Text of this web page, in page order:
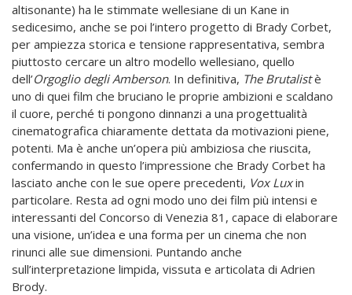
altisonante) ha le stimmate wellesiane di un Kane in
sedicesimo, anche se poi l’intero progetto di Brady Corbet,
per ampiezza storica e tensione rappresentativa, sembra
piuttosto cercare un altro modello wellesiano, quello
dell’Orgoglio degli Amberson. In definitiva, The Brutalistè
uno di quei film che bruciano le proprie ambizioni e scaldano
il cuore, perché ti pongono dinnanzi a una progettualità
cinematografica chiaramente dettata da motivazioni piene,
potenti. Ma è anche un’opera più ambiziosa che riuscita,
confermando in questo l’impressione che Brady Corbet ha
lasciato anche con le sue opere precedenti, Vox Luxin
particolare. Resta ad ogni modo uno dei film più intensi e
interessanti del Concorso di Venezia 81, capace di elaborare
una visione, un’idea e una forma per un cinema che non
rinunci alle sue dimensioni. Puntando anche
sull’interpretazione limpida, vissuta e articolata di Adrien
Brody.